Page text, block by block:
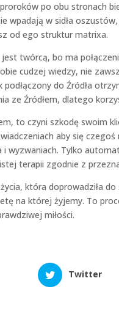
po obu stronach
wpadają w sidła
od ego struktur matrixa.
twórcą, bo ma
cudzej wiedzy, nie
podłączony do Źródła
ze Źródłem, dlatego
to czyni szkodę swoim
aby się
i wyzwaniach. Tylko
terapii zgodnie z
która doprowadziła
na której żyjemy. To
miłości.
Twitter